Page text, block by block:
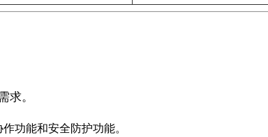
求。
功能和安全防护功能。